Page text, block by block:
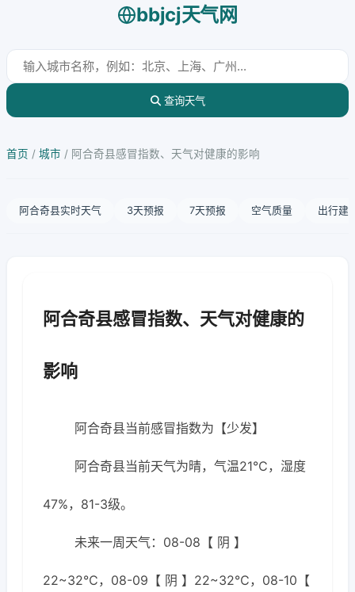
bbjcj天气网
查询天气
首页 / 城市 / 阿合奇县感冒指数、天气对健康的影响
阿合奇县实时天气 3天预报 7天预报 空气质量 出行建
阿合奇县感冒指数、天气对健康的
影响
阿合奇县当前感冒指数为【少发】
阿合奇县当前天气为晴，气温21℃，湿度
47%，81-3级。
未来一周天气：08-08【 阴 】
22~32℃，08-09【 阴 】22~32℃，08-10【